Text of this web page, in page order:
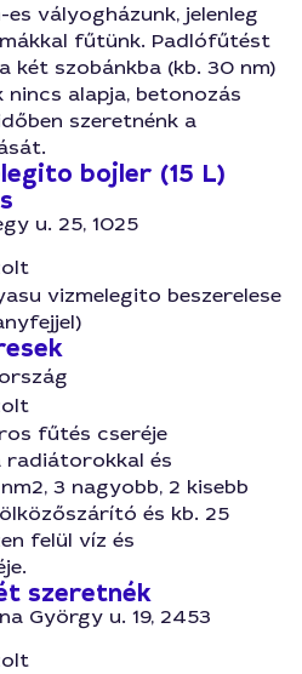
vályogházunk, jelenleg
fűtünk. Padlófűtést
két szobánkba (kb. 30 nm)
nincs alapja, betonozás
szeretnénk a
bojler (15 L)
u. 25, 1025
vizmelegito beszerelese
fűtés cseréje
radiátorokkal és
3 nagyobb, 2 kisebb
és kb. 25
felül víz és
szeretnék
György u. 19, 2453